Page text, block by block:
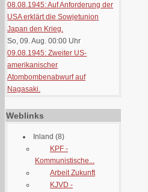
08.08.1945: Auf Anforderung der
USA erklärt die Sowjetunion
Japan den Krieg.
So, 09. Aug. 00:00 Uhr
09.08.1945: Zweiter US-
amerikanischer
Atombombenabwurf auf
Nagasaki.
Weblinks
Inland (8)
KPF -
Kommunistische...
Arbeit Zukunft
KJVD -